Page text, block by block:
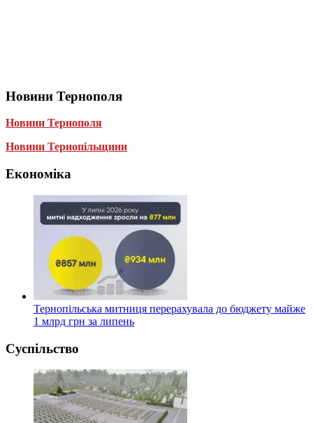
Новини Тернополя
Новини Тернополя
Новини Тернопільщини
Економіка
Тернопільська митниця перерахувала до бюджету майже
1 млрд грн за липень
Суспільство